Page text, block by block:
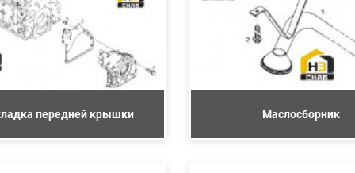
передней крышки Маслосборник